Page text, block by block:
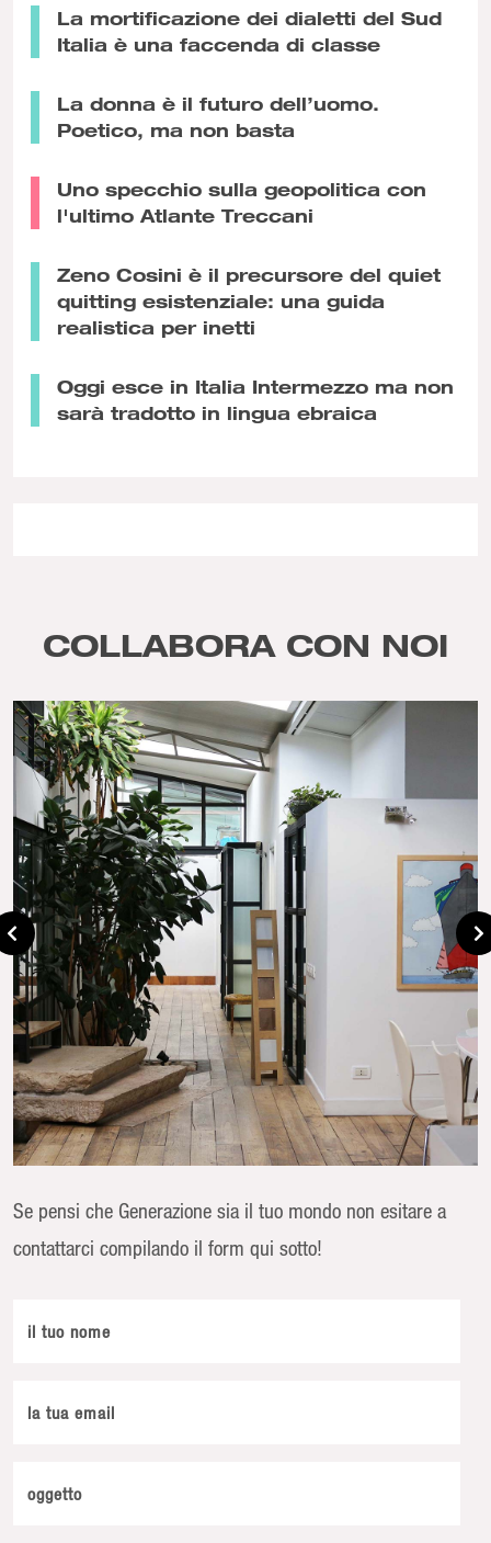
La mortificazione dei dialetti del Sud
Italia è una faccenda di classe
La donna è il futuro dell’uomo.
Poetico, ma non basta
Uno specchio sulla geopolitica con
l'ultimo Atlante Treccani
Zeno Cosini è il precursore del quiet
quitting esistenziale: una guida
realistica per inetti
Oggi esce in Italia Intermezzo ma non
sarà tradotto in lingua ebraica
COLLABORA CON NOI
Se pensi che Generazione sia il tuo mondo non esitare a
contattarci compilando il form qui sotto!
il tuo nome
la tua email
oggetto